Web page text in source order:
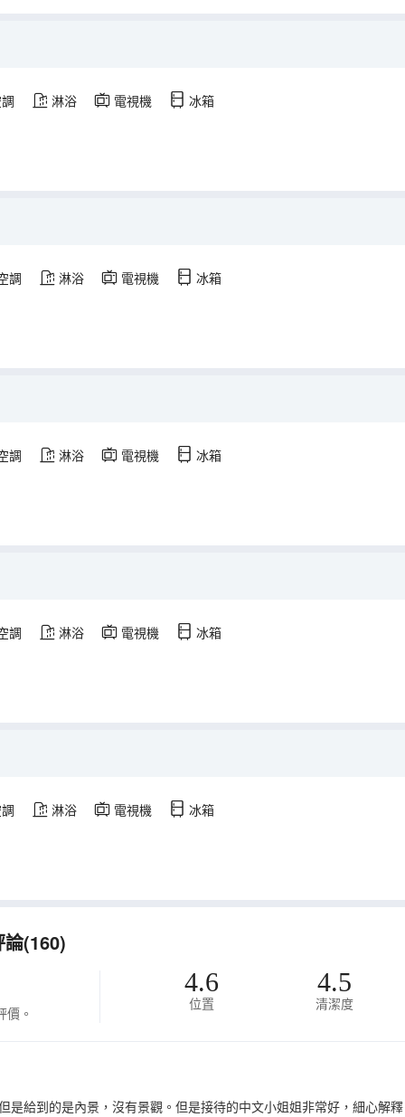
淋浴 電視機 冰箱
調 淋浴 電視機 冰箱
調 淋浴 電視機 冰箱
調 淋浴 電視機 冰箱
淋浴 電視機 冰箱
(160)
。
4.6
位置
4.5
清潔度
是給到的是內景，沒有景觀。但是接待的中文小姐姐非常好，細心解